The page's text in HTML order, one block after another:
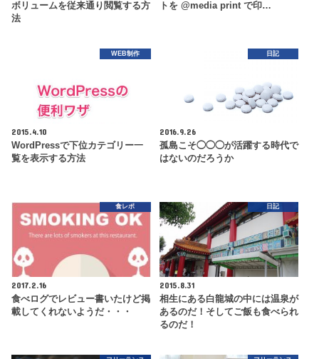
ボリュームを従来通り閲覧する方
法
トを @media print で印…
WEB制作
2015.4.10
WordPressで下位カテゴリー一
覧を表示する方法
日記
2016.9.26
孤島こそ◯◯◯が活躍する時代で
はないのだろうか
食レポ
2017.2.16
食べログでレビュー書いたけど掲
載してくれないようだ・・・
日記
2015.8.31
相生にある白龍城の中には温泉が
あるのだ！そしてご飯も食べられ
るのだ！